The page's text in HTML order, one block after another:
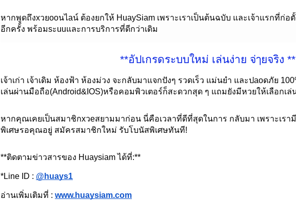
หากพูดถึงxวยooนไaน์ ต้องยกให้ HuaySiam เพราะเราเป็นต้นฉบับ และเจ้าแรกที่ก่อ
อีกครั้ง พร้อมsะuuและการบริการที่ดีกว่าเดิม
**อัปเกรดระบบใหม่ เล่นง่าย จ่ๅยจริง **
เจ้าเก่า เจ้าเดิม ห้องฟ้า ห้องม่วง จะกลับมาแจกปังๆ รวดเร็ว แม่นยำ และปaoดภัย
เล่นผ่านมือถือ(Android&IOS)หรือคอมพิวเตอร์ก็สะดวกสุด ๆ แถมยังมีหวยให้เลือกเ
หากคุณเคยเป็นสมาชิกxวeสยามมาก่อน นี่คือเวลาที่ดีที่สุดในการ กลับมา เพราะเรา
พิเศษรอคุณอยู่ สมัครสมาชิกใหม่ รับโบนัสพิเศษทันที!
**ติดตามข่าวสารของ Huaysiam ได้ที่:**
*Line ID : @huays1
อ่านเพิ่มเติมที่ : www.huaysiam.com